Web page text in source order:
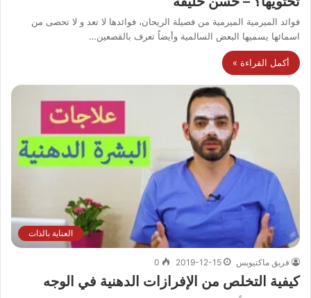
فوائد الميرمية الميرمية من فصيلة الريحان، فوائدها لا تعد و لا تحصى من
اسمائها يسميها البعض السالمية وأيضاً تعرف بالقصعين…
أكمل القراءة »
العناية بالذات
فريق ماكتيوبس 2019-12-15
0
كيفية التخلص من الإفرازات الدهنية في الوجه